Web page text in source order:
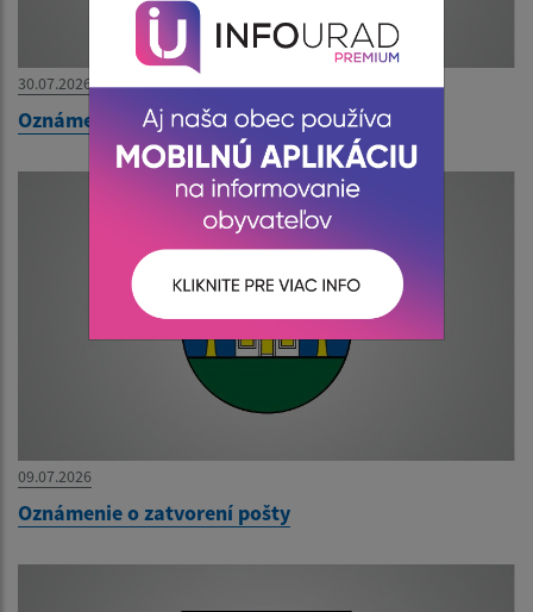
30.07.2026
Oznámenie o uložení zásielky pani Kalejová
09.07.2026
Oznámenie o zatvorení pošty